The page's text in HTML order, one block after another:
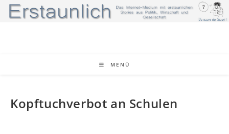
Zum
Inhalt
MENÜ
Kopftuchverbot an Schulen